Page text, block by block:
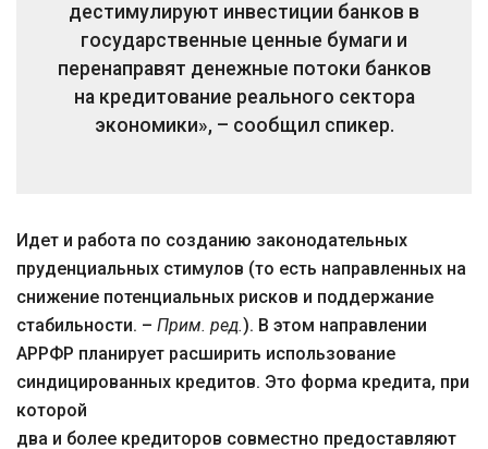
дестимулируют инвестиции банков в
государственные ценные бумаги и
перенаправят денежные потоки банков
на кредитование реального сектора
экономики», – сообщил спикер.
Идет и работа по созданию законодательных
пруденциальных стимулов (то есть направленных на
снижение потенциальных рисков и поддержание
стабильности. – Прим. ред.). В этом направлении
АРРФР планирует расширить использование
синдицированных кредитов. Это форма кредита, при
которой
два и более кредиторов совместно предоставляют